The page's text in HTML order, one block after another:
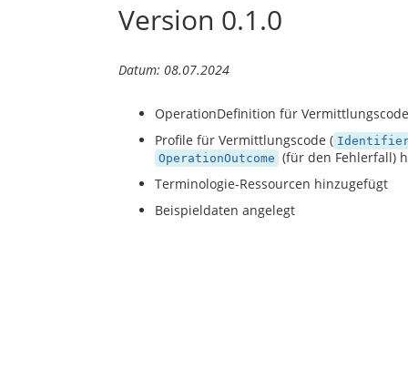
Version 0.1.0
Datum: 08.07.2024
OperationDefinition für
Profile für Vermittlungscode (
OperationOutcome (für den Fehlerfall)
Terminologie-Ressourcen hinzugefügt
Beispieldaten angelegt